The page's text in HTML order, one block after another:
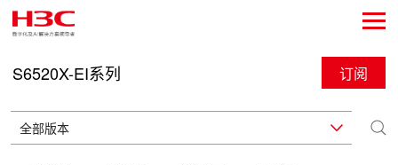
S6520X-EI系列 订阅